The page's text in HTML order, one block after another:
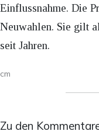
Einflussnahme. Die
Neuwahlen. Sie gilt
seit Jahren.
cm
Zu den